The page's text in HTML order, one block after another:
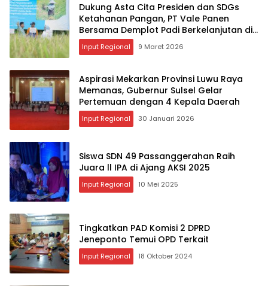
Dukung Asta Cita Presiden dan SDGs
Ketahanan Pangan, PT Vale Panen
Bersama Demplot Padi Berkelanjutan di
Kolaka
Input Regional 9 Maret 2026
Aspirasi Mekarkan Provinsi Luwu Raya
Memanas, Gubernur Sulsel Gelar
Pertemuan dengan 4 Kepala Daerah
Input Regional 30 Januari 2026
Siswa SDN 49 Passanggerahan Raih
Juara ll IPA di Ajang AKSI 2025
Input Regional 10 Mei 2025
Tingkatkan PAD Komisi 2 DPRD
Jeneponto Temui OPD Terkait
Input Regional 18 Oktober 2024